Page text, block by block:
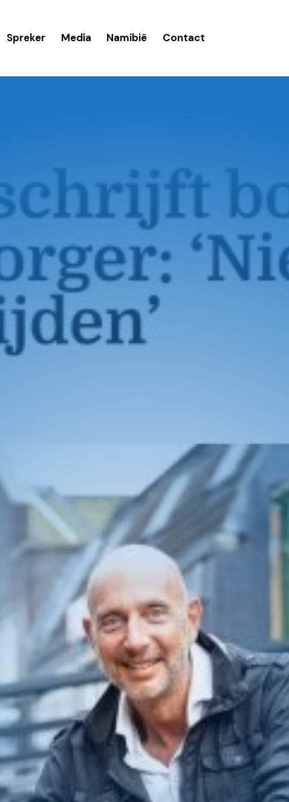
Spreker Media Namibië Contact